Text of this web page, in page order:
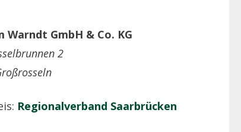
Warndt GmbH & Co. KG
2
Regionalverband Saarbrücken